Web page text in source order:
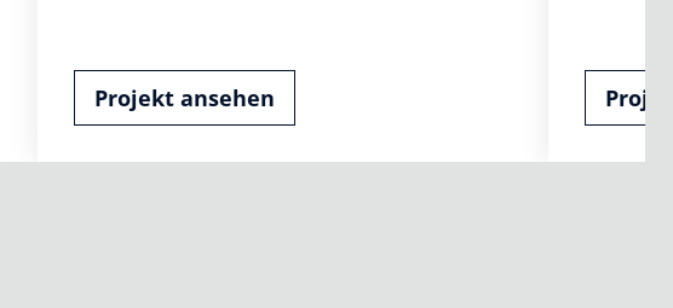
Projekt ansehen